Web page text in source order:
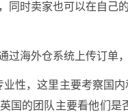
同时卖家也可以在自己
过海外仓系统上传订单
性，这里主要考察国
国的团队主要看他们